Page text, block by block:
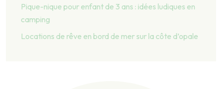
Pique-nique pour enfant de 3 ans : idées ludiques en
camping
Locations de rêve en bord de mer sur la côte d’opale